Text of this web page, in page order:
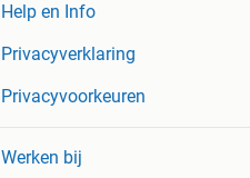
Help en Info
Privacyverklaring
Privacyvoorkeuren
Werken bij